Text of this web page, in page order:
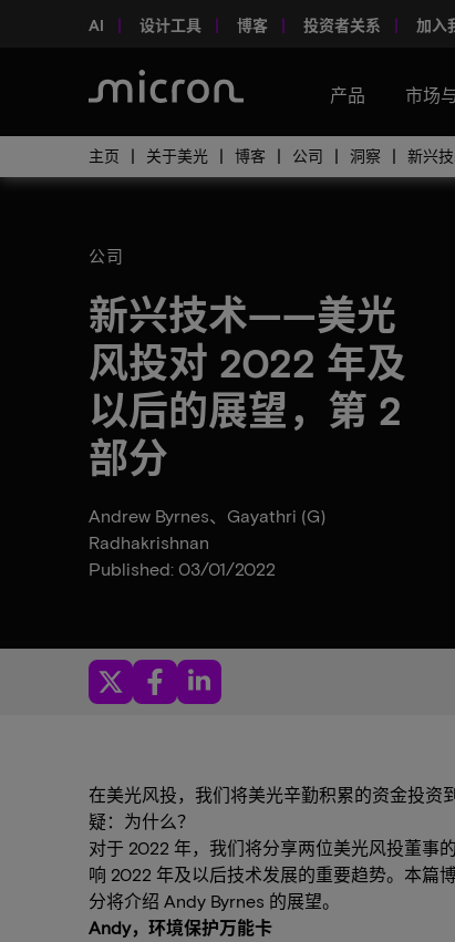
AI 设计工具 博客 投资者关系 加入
产品 市场
主页 关于美光 博客 公司 洞察 新兴
公司
新兴技术——美光
风投对 2022 年及
以后的展望，第 2
部分
Andrew Byrnes、Gayathri (G)
Radhakrishnan
Published: 03/01/2022
在美光风投，我们将美光辛勤积累的资金投资
疑：为什么？
对于 2022 年，我们将分享两位美光风投董事
响 2022 年及以后技术发展的重要趋势。本篇
分将介绍 Andy Byrnes 的展望。
Andy，环境保护万能卡